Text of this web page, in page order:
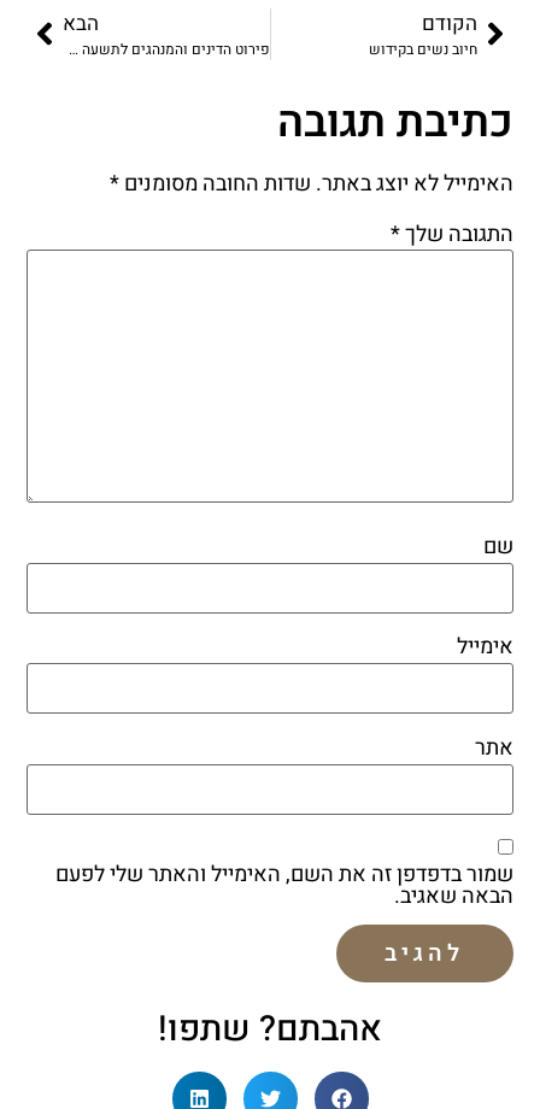
הקודם
חיוב נשים בקידוש
הבא
פירוט הדינים והמנהגים לתשעה באב כשחל ביום ראשון
כתיבת תגובה
האימייל לא יוצג באתר. שדות החובה מסומנים*
התגובה שלך*
שם
אימייל
אתר
שמור בדפדפן זה את השם, האימייל והאתר שלי לפעם
הבאה שאגיב.
אהבתם? שתפו!